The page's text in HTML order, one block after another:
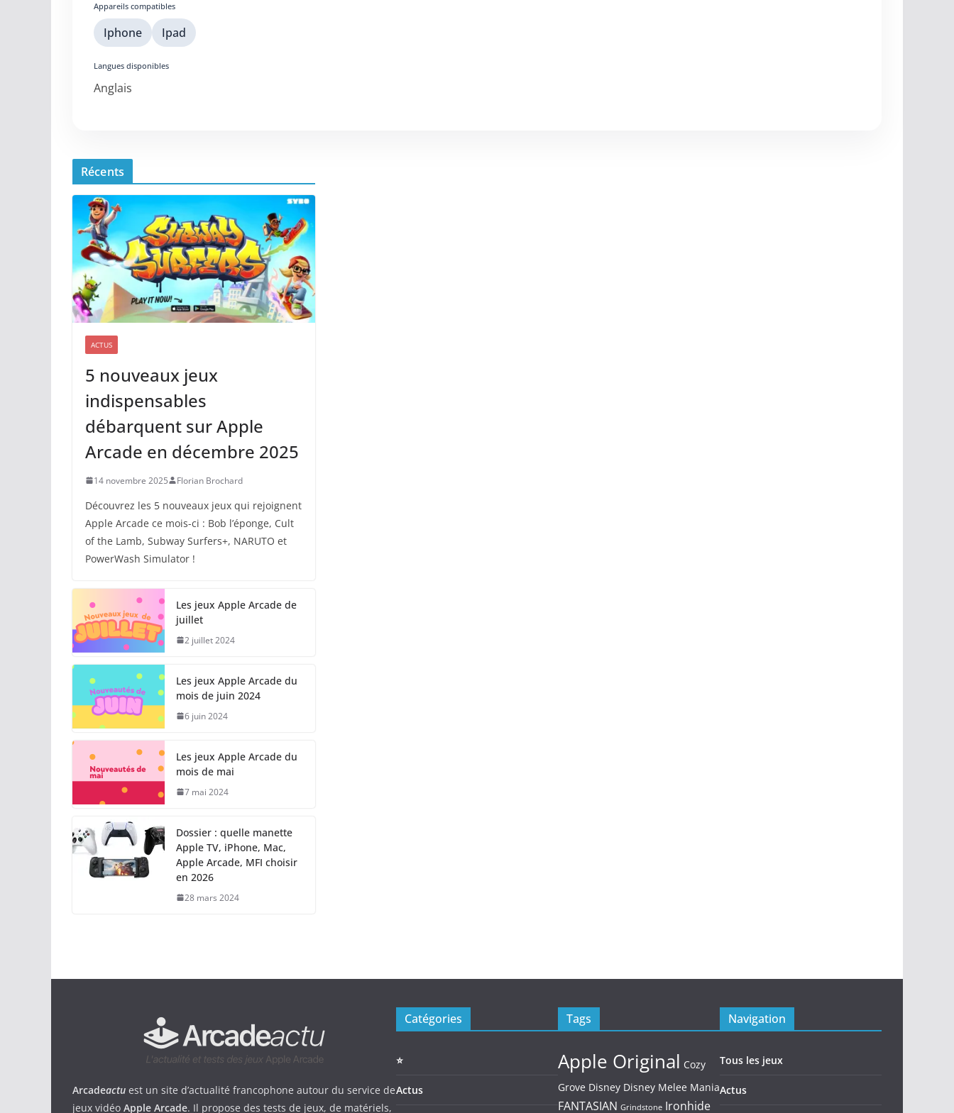
Appareils compatibles
Iphone Ipad
Langues disponibles
Anglais
Récents
ACTUS
5 nouveaux jeux
indispensables
débarquent sur Apple
Arcade en décembre 2025
14 novembre 2025 Florian Brochard
Découvrez les 5 nouveaux jeux qui rejoignent
Apple Arcade ce mois-ci : Bob l’éponge, Cult
of the Lamb, Subway Surfers+, NARUTO et
PowerWash Simulator !
Les jeux Apple Arcade de
juillet
2 juillet 2024
Les jeux Apple Arcade du
mois de juin 2024
6 juin 2024
Les jeux Apple Arcade du
mois de mai
7 mai 2024
Dossier : quelle manette
Apple TV, iPhone, Mac,
Apple Arcade, MFI choisir
en 2026
28 mars 2024
Arcadeactu est un site d’actualité francophone autour du service de
jeux vidéo Apple Arcade. Il propose des tests de jeux, de matériels,
Catégories
⭐️
Actus
Tags
Apple Original Cozy
Grove Disney Disney Melee Mania
FANTASIAN Grindstone Ironhide
Navigation
Tous les jeux
Actus